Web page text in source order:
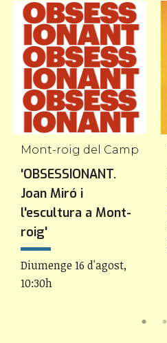
Mont-roig del Camp
'OBSESSIONANT.
Joan Miró i
l'escultura a Mont-
roig'
Diumenge 16 d'agost,
10:30h